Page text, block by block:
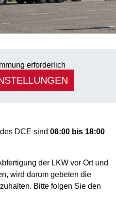
erforderlich
DCE sind 06:00 bis 18:00
der LKW vor Ort und
wird darum gebeten die
Bitte folgen Sie den